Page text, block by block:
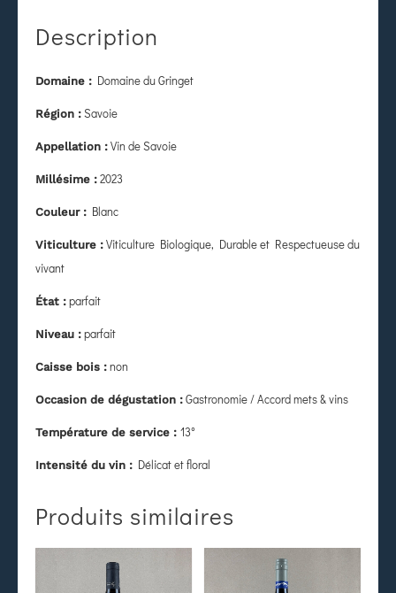
Description
Domaine : Domaine du Gringet
Région : Savoie
Appellation : Vin de Savoie
Millésime : 2023
Couleur : Blanc
Viticulture : Viticulture Biologique, Durable et Respectueuse du
vivant
État : parfait
Niveau : parfait
Caisse bois : non
Occasion de dégustation : Gastronomie / Accord mets & vins
Température de service : 13°
Intensité du vin : Délicat et floral
Produits similaires